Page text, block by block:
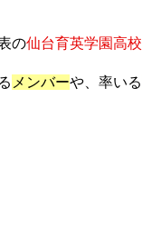
の仙台育英学園高校
メンバーや、率いる